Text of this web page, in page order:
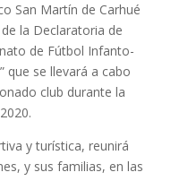
San Martín de Carhué
la Declaratoria de
de Fútbol Infanto-
que se llevará a cabo
club durante la
y turística, reunirá
y sus familias, en las